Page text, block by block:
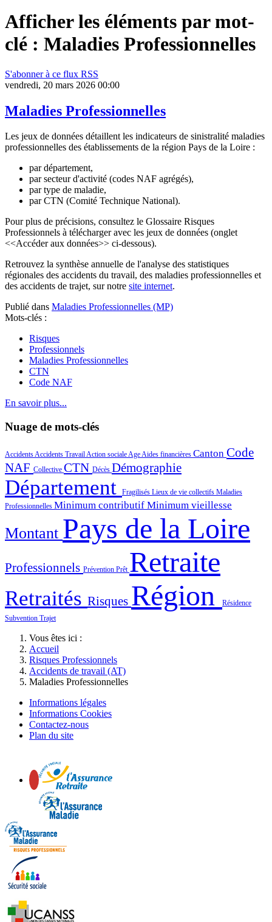
Afficher les éléments par mot-
clé : Maladies Professionnelles
S'abonner à ce flux RSS
vendredi, 20 mars 2026 00:00
Maladies Professionnelles
Les jeux de données détaillent les indicateurs de sinistralité maladies
professionnelles des établissements de la région Pays de la Loire :
par département,
par secteur d'activité (codes NAF agrégés),
par type de maladie,
par CTN (Comité Technique National).
Pour plus de précisions, consultez le Glossaire Risques
Professionnels à télécharger avec les jeux de données (onglet
<<Accéder aux données>> ci-dessous).
Retrouvez la synthèse annuelle de l'analyse des statistiques
régionales des accidents du travail, des maladies professionnelles et
des accidents de trajet, sur notre site internet.
Publié dans Maladies Professionnelles (MP)
Mots-clés :
Risques
Professionnels
Maladies Professionnelles
CTN
Code NAF
En savoir plus...
Nuage de mots-clés
AccidentsAccidents TravailAction socialeAgeAides financières Canton Code
NAF Collective CTN Décès Démographie
Département Fragilisés Lieux de vie collectifs Maladies
Professionnelles Minimum contributif Minimum vieillesse
Montant Pays de la Loire
Professionnels Prévention Prêt Retraite
Retraités Risques Région
Résidence
Subvention Trajet
Vous êtes ici :
Accueil
Risques Professionnels
Accidents de travail (AT)
Maladies Professionnelles
Informations légales
Informations Cookies
Contactez-nous
Plan du site